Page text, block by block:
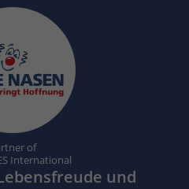
of
International
und